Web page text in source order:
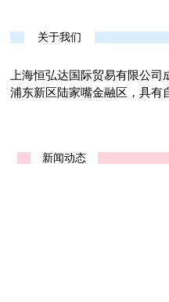
关于我们
上海恒弘达国际贸易有限公
浦东新区陆家嘴金融区，具有
新闻动态